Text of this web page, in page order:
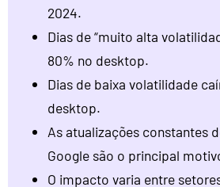
2024.
Dias de “muito alta
80% no desktop.
Dias de baixa volatilidade
desktop.
As atualizações constantes
Google são o principal
O impacto varia entre